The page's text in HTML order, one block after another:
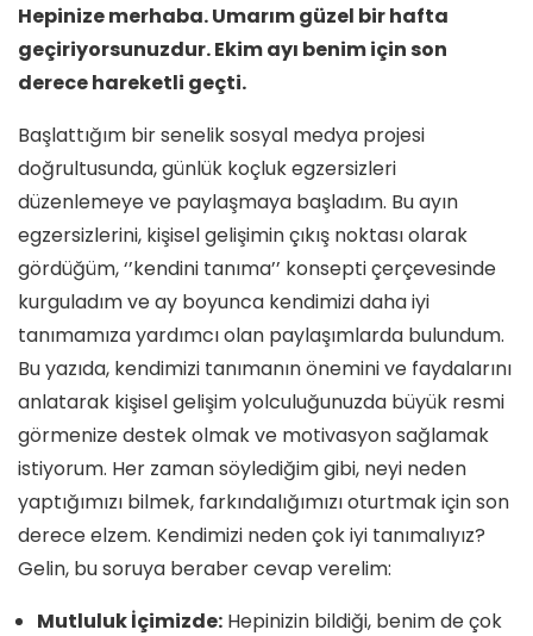
Hepinize merhaba. Umarım güzel bir hafta
geçiriyorsunuzdur. Ekim ayı benim için son
derece hareketli geçti.
Başlattığım bir senelik sosyal medya projesi
doğrultusunda, günlük koçluk egzersizleri
düzenlemeye ve paylaşmaya başladım. Bu ayın
egzersizlerini, kişisel gelişimin çıkış noktası olarak
gördüğüm, ‘’kendini tanıma’’ konsepti çerçevesinde
kurguladım ve ay boyunca kendimizi daha iyi
tanımamıza yardımcı olan paylaşımlarda bulundum.
Bu yazıda, kendimizi tanımanın önemini ve faydalarını
anlatarak kişisel gelişim yolculuğunuzda büyük resmi
görmenize destek olmak ve motivasyon sağlamak
istiyorum. Her zaman söylediğim gibi, neyi neden
yaptığımızı bilmek, farkındalığımızı oturtmak için son
derece elzem. Kendimizi neden çok iyi tanımalıyız?
Gelin, bu soruya beraber cevap verelim:
Mutluluk İçimizde: Hepinizin bildiği, benim de çok